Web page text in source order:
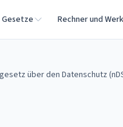
Rechner und
über den Datenschutz